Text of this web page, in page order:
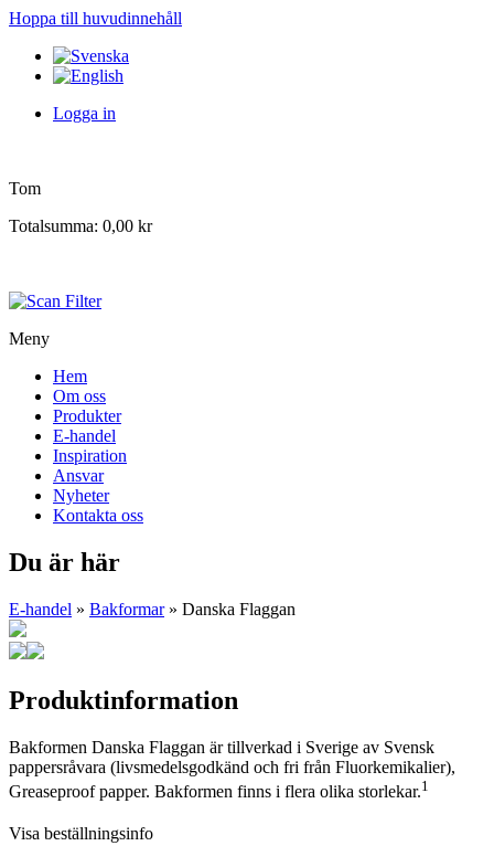
Hoppa till huvudinnehåll
Logga in
Tom
Totalsumma: 0,00 kr
Meny
Hem
Om oss
Produkter
E-handel
Inspiration
Ansvar
Nyheter
Kontakta oss
Du är här
E-handel » Bakformar» Danska Flaggan
Produktinformation
Bakformen Danska Flaggan är tillverkad i Sverige av Svensk
pappersråvara (livsmedelsgodkänd och fri från Fluorkemikalier),
Greaseproof papper. Bakformen finns i flera olika storlekar.1
Visa beställningsinfo